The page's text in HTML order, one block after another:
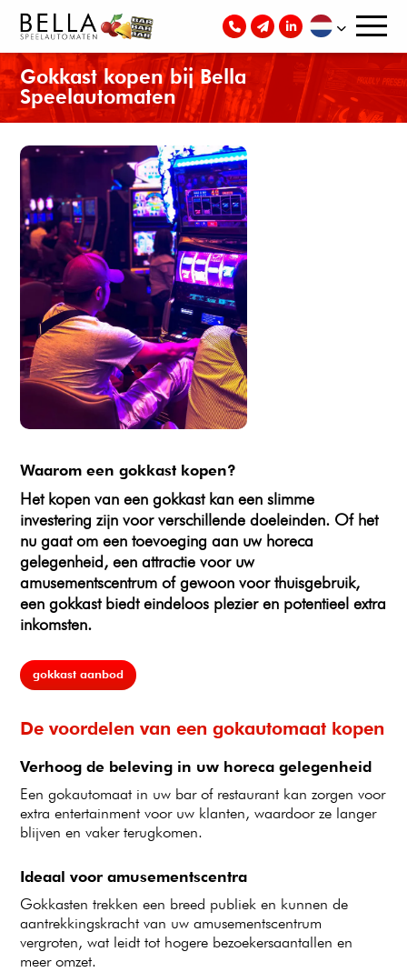
Gokkast kopen bij Bella
Speelautomaten
Waarom een gokkast kopen?
Het kopen van een gokkast kan een slimme
investering zijn voor verschillende doeleinden. Of het
nu gaat om een toevoeging aan uw horeca
gelegenheid, een attractie voor uw
amusementscentrum of gewoon voor thuisgebruik,
een gokkast biedt eindeloos plezier en potentieel extra
inkomsten.
gokkast aanbod
De voordelen van een gokautomaat kopen
Verhoog de beleving in uw horeca gelegenheid
Een gokautomaat in uw bar of restaurant kan zorgen voor
extra entertainment voor uw klanten, waardoor ze langer
blijven en vaker terugkomen.
Ideaal voor amusementscentra
Gokkasten trekken een breed publiek en kunnen de
aantrekkingskracht van uw amusementscentrum
vergroten, wat leidt tot hogere bezoekersaantallen en
meer omzet.